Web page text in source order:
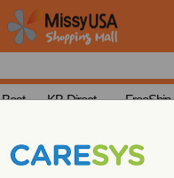
Best KB-Direct FreeShip